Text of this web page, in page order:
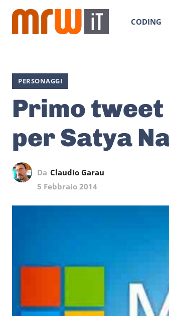
CODING
PERSONAGGI
Primo tweet
per Satya
Da Claudio Garau
5 Febbraio 2014